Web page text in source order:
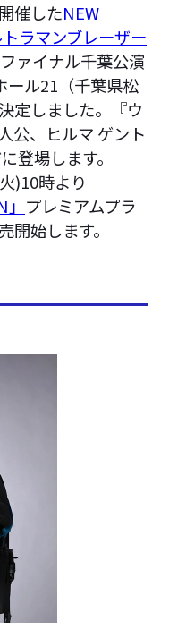
催したNEW
ラマンブレーザー
ァイナル千葉公演
ール21（千葉県松
定しました。『ウ
公、ヒルマ ゲント
登場します。
)10時より
プレミアムプラ
開始します。